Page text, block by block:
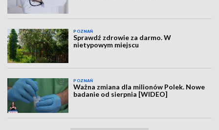
POZNAŃ
Sprawdź zdrowie za darmo. W
nietypowym miejscu
POZNAŃ
Ważna zmiana dla milionów Polek. Nowe
badanie od sierpnia [WIDEO]